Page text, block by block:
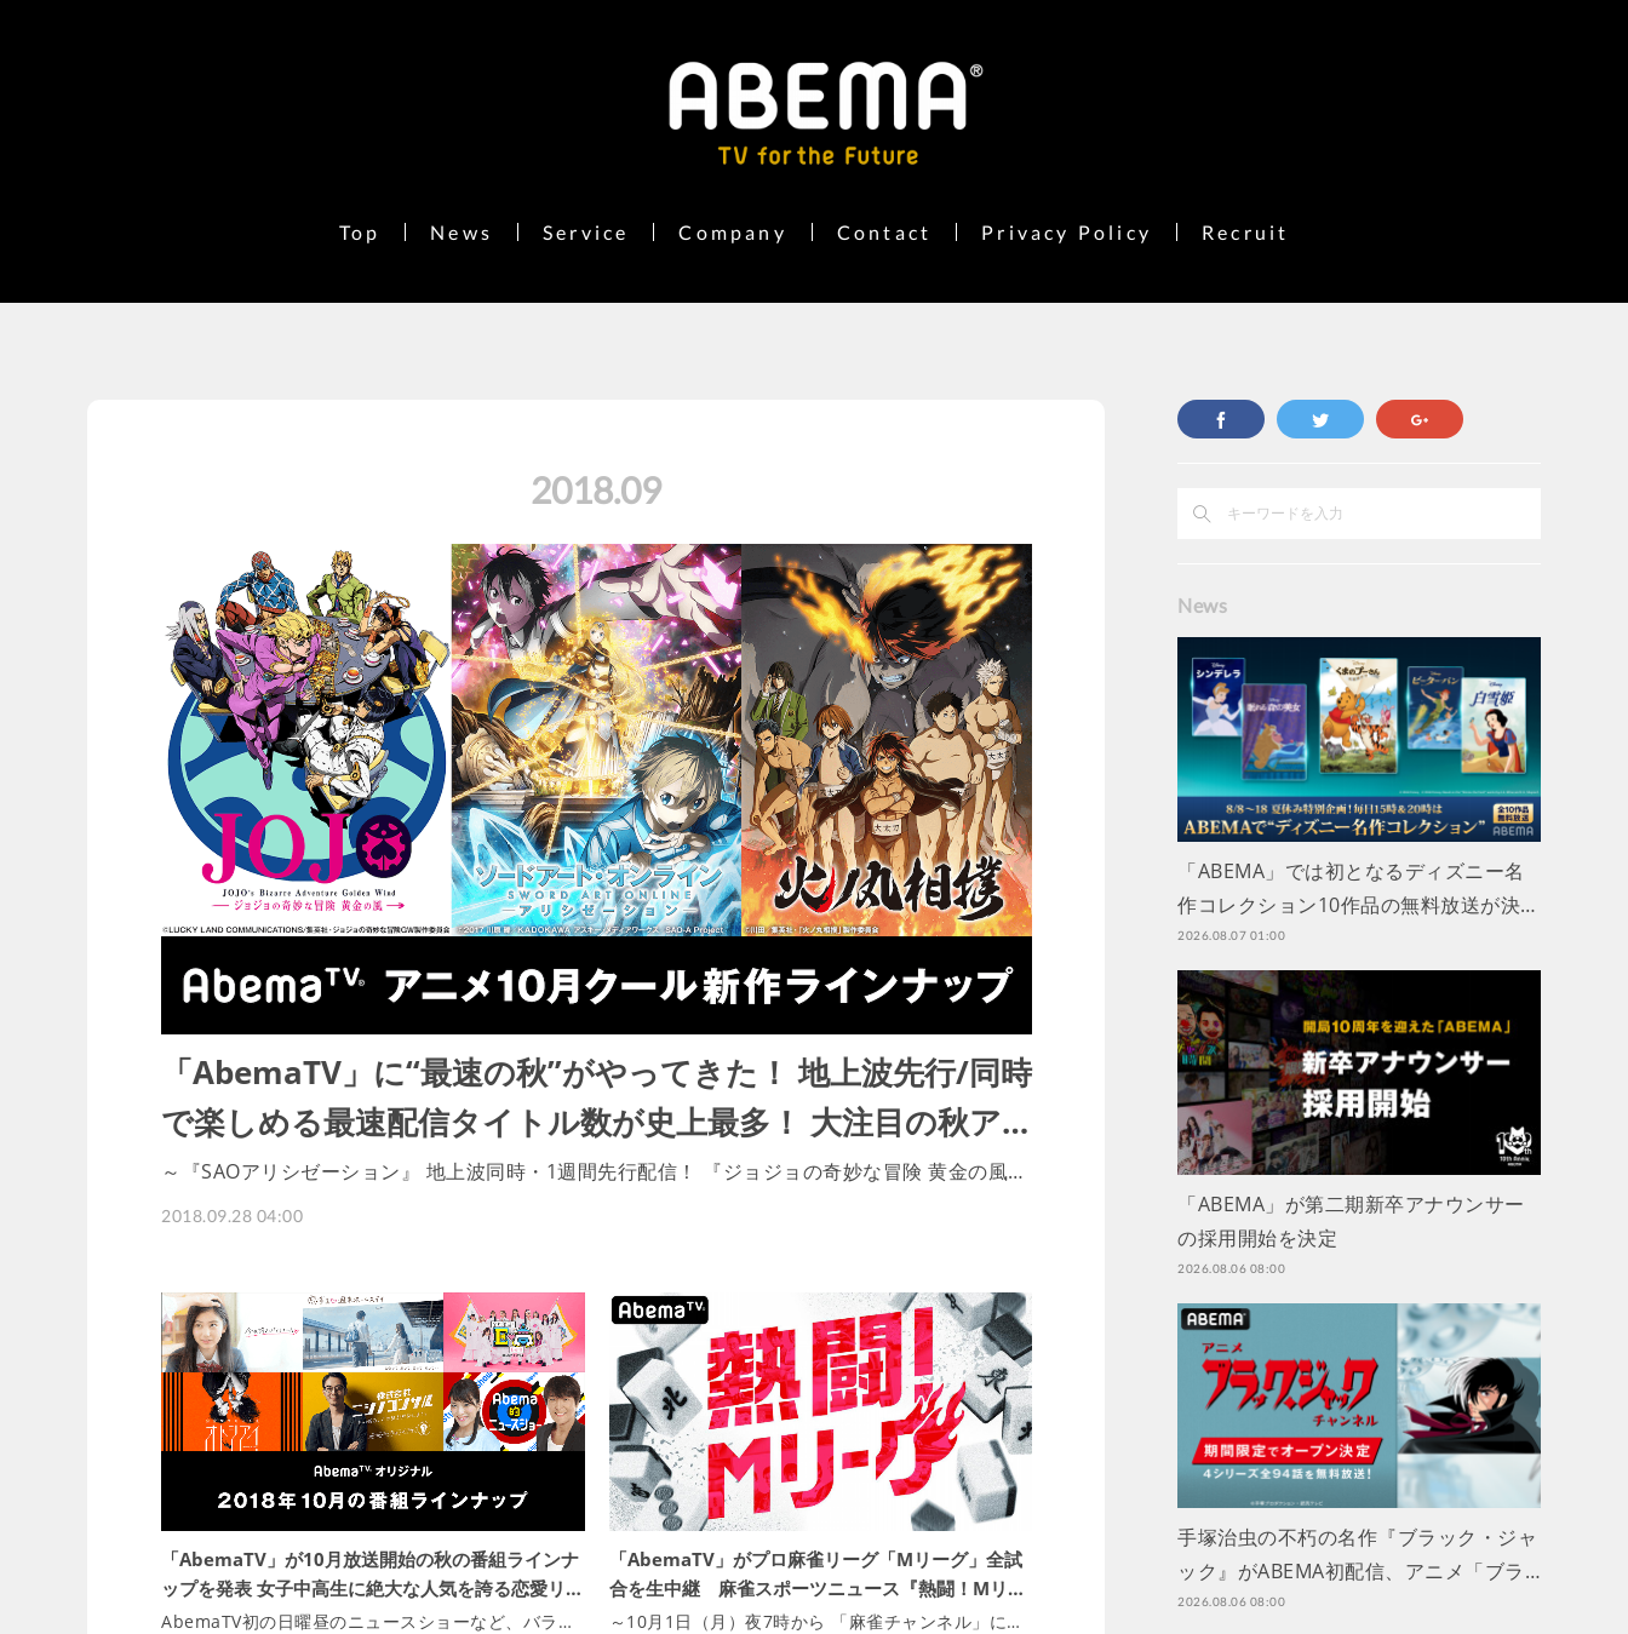
Top News Service Company Contact Privacy Policy Recruit
2018.09
「AbemaTV」に“最速の秋”がやってきた！ 地上波先行/同時
で楽しめる最速配信タイトル数が史上最多！ 大注目の秋ア…
～『SAOアリシゼーション』 地上波同時・1週間先行配信！ 『ジョジョの奇妙な冒険 黄金の風…
2018.09.28 04:00
「AbemaTV」が10月放送開始の秋の番組ラインナ
ップを発表 女子中高生に絶大な人気を誇る恋愛リ…
AbemaTV初の日曜昼のニュースショーなど、バラ…
「AbemaTV」がプロ麻雀リーグ「Mリーグ」全試
合を生中継 麻雀スポーツニュース『熱闘！Mリ…
～10月1日（月）夜7時から 「麻雀チャンネル」に…
News
「ABEMA」では初となるディズニー名
作コレクション10作品の無料放送が決…
2026.08.07 01:00
「ABEMA」が第二期新卒アナウンサー
の採用開始を決定
2026.08.06 08:00
手塚治虫の不朽の名作『ブラック・ジャ
ック』がABEMA初配信、アニメ「ブラ…
2026.08.06 08:00